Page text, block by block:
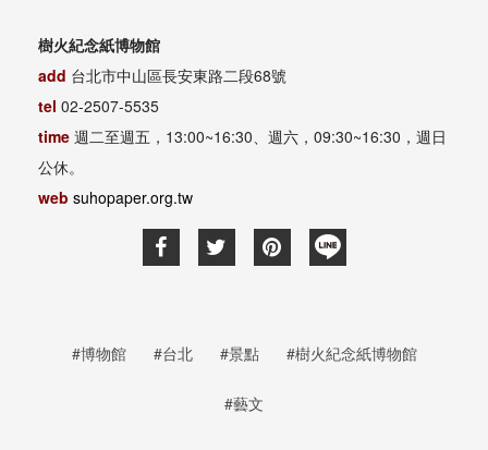
樹火紀念紙博物館
add 台北市中山區長安東路二段68號
tel 02-2507-5535
time 週二至週五，13:00~16:30、週六，09:30~16:30，週日
公休。
web suhopaper.org.tw
#博物館 #台北 #景點 #樹火紀念紙博物館
#藝文